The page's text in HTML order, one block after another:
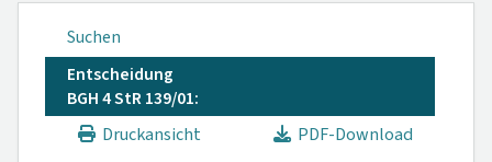
Suchen
Entscheidung
BGH 4 StR 139/01:
Druckansicht
PDF-Download